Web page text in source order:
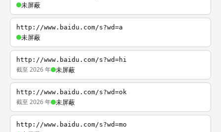
未屏蔽
http://www.baidu.com/s?wd=a
未屏蔽
http://www.baidu.com/s?wd=hi
截至 2026 年 未屏蔽
http://www.baidu.com/s?wd=ok
截至 2026 年 未屏蔽
http://www.baidu.com/s?wd=mo